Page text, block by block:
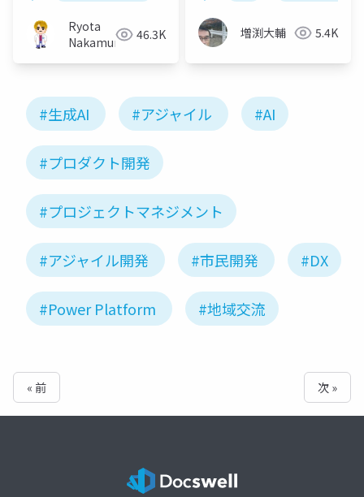
Ryota
Nakamura
46.3K 増渕大輔 5.4K
#生成AI #アジャイル #AI
#プロダクト開発
#プロジェクトマネジメント
#アジャイル開発 #市民開発 #DX
#Power Platform #地域交流
« 前 次 »